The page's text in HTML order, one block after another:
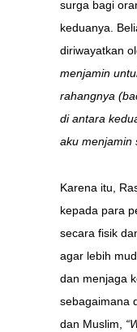
surga bagi
keduanya.
diriwayatkan
menjamin
rahangnya
di antara
aku menjamin
Karena itu,
kepada para
secara fisik
agar lebih
dan menjaga
sebagaimana
dan Muslim,